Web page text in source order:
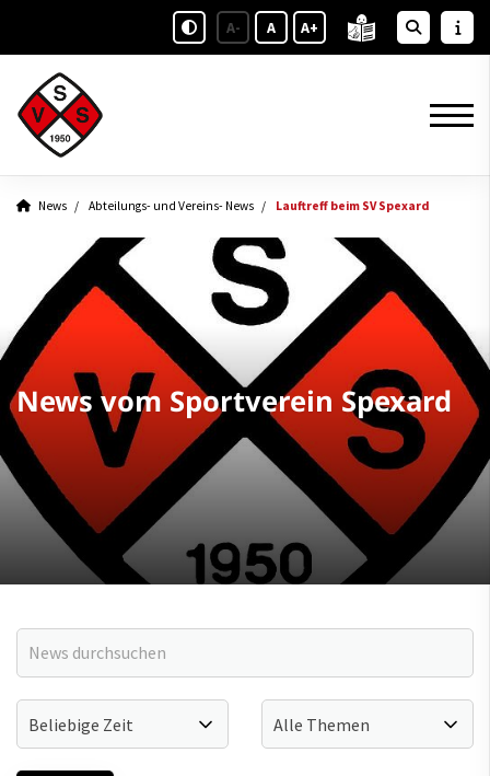
A- A A+
News Abteilungs- und Vereins- News Lauftreff beim SV Spexard
News vom Sportverein Spexard